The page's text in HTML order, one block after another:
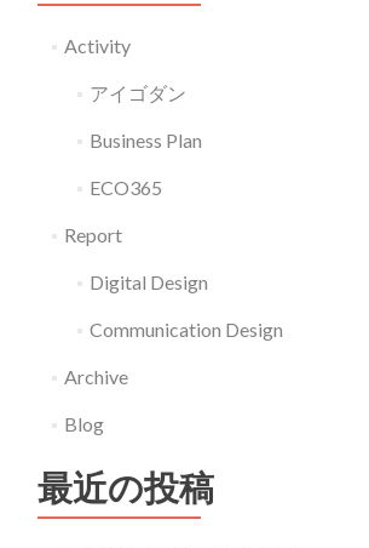
Activity
アイゴダン
Business Plan
ECO365
Report
Digital Design
Communication Design
Archive
Blog
最近の投稿